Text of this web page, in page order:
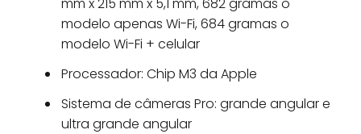
modelo apenas Wi-Fi, 684 gramas o
modelo Wi-Fi + celular
Processador: Chip M3 da Apple
Sistema de câmeras Pro: grande angular e
ultra grande angular